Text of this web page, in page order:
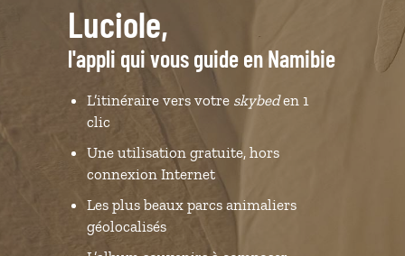
Luciole,
l'appli qui vous guide en Namibie
L’itinéraire vers votre skybeden 1
clic
Une utilisation gratuite, hors
connexion Internet
Les plus beaux parcs animaliers
géolocalisés